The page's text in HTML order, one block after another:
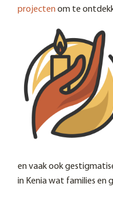
projectenom te
en vaak ook
in Kenia wat families en